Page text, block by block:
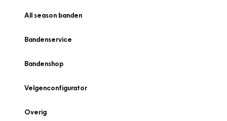
All season banden
Bandenservice
Bandenshop
Velgenconfigurator
Overig